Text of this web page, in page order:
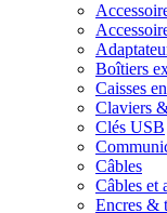
Boîtiers
Caisses
Claviers
Clés USB
Câbles
Câbles et
Encres &